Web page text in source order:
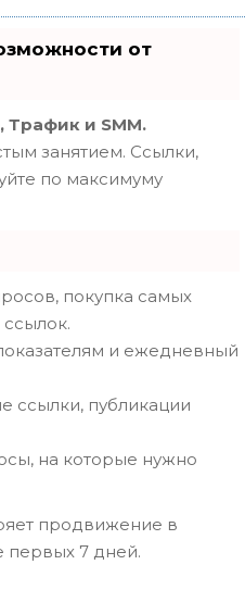
от
Трафик и SMM.
занятием. Ссылки,
по максимуму
покупка самых
и ежедневный
ссылки, публикации
на которые нужно
продвижение в
первых 7 дней.